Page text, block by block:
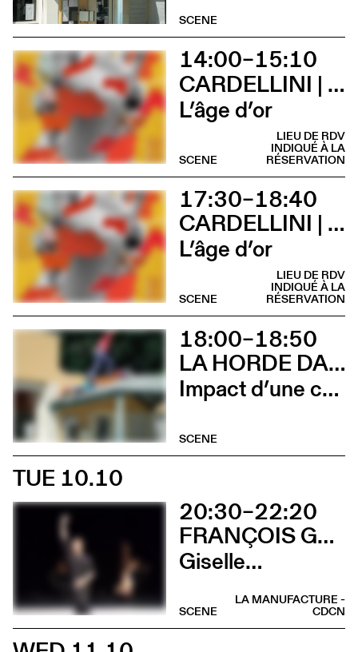
SCENE
14:00–15:10
CARDELLINI | GONZALEZ
L’âge d’or
LIEU DE RDV
INDIQUÉ À LA
RÉSERVATION
SCENE
17:30–18:40
CARDELLINI | GONZALEZ
L’âge d’or
LIEU DE RDV
INDIQUÉ À LA
RÉSERVATION
SCENE
18:00–18:50
LA HORDE DANS LES PAVÉS
Impact d’une course x Stadium
SCENE
TUE 10.10
20:30–22:20
FRANÇOIS GREMAUD / 2B COMPANY
Giselle…
LA MANUFACTURE -
CDCN
SCENE